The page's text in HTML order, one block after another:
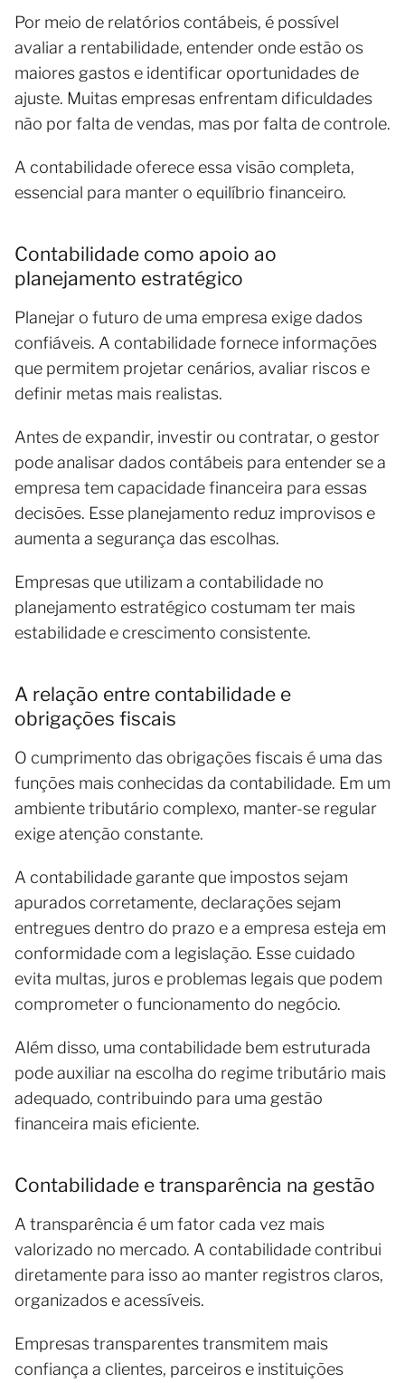
Por meio de relatórios contábeis, é possível
avaliar a rentabilidade, entender onde estão os
maiores gastos e identificar oportunidades de
ajuste. Muitas empresas enfrentam dificuldades
não por falta de vendas, mas por falta de controle.
A contabilidade oferece essa visão completa,
essencial para manter o equilíbrio financeiro.
Contabilidade como apoio ao
planejamento estratégico
Planejar o futuro de uma empresa exige dados
confiáveis. A contabilidade fornece informações
que permitem projetar cenários, avaliar riscos e
definir metas mais realistas.
Antes de expandir, investir ou contratar, o gestor
pode analisar dados contábeis para entender se a
empresa tem capacidade financeira para essas
decisões. Esse planejamento reduz improvisos e
aumenta a segurança das escolhas.
Empresas que utilizam a contabilidade no
planejamento estratégico costumam ter mais
estabilidade e crescimento consistente.
A relação entre contabilidade e
obrigações fiscais
O cumprimento das obrigações fiscais é uma das
funções mais conhecidas da contabilidade. Em um
ambiente tributário complexo, manter-se regular
exige atenção constante.
A contabilidade garante que impostos sejam
apurados corretamente, declarações sejam
entregues dentro do prazo e a empresa esteja em
conformidade com a legislação. Esse cuidado
evita multas, juros e problemas legais que podem
comprometer o funcionamento do negócio.
Além disso, uma contabilidade bem estruturada
pode auxiliar na escolha do regime tributário mais
adequado, contribuindo para uma gestão
financeira mais eficiente.
Contabilidade e transparência na gestão
A transparência é um fator cada vez mais
valorizado no mercado. A contabilidade contribui
diretamente para isso ao manter registros claros,
organizados e acessíveis.
Empresas transparentes transmitem mais
confiança a clientes, parceiros e instituições